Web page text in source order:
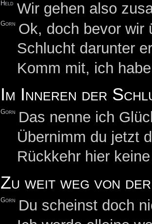
Held Wir gehen also
Gorn Ok, doch bevor wir
Schlucht darunter
Komm mit, ich
Im Inneren der
Gorn
Das nenne ich
Übernimm du jetzt
Rückkehr hier
Zu weit weg von
Gorn
Du scheinst doch